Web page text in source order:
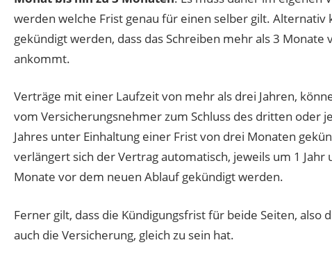
werden welche Frist genau für einen selber gilt. Alternativ
gekündigt werden, dass das Schreiben mehr als 3 Monate
ankommt.
Verträge mit einer Laufzeit von mehr als drei Jahren,
vom Versicherungsnehmer zum Schluss des dritten oder
Jahres unter Einhaltung einer Frist von drei Monaten
verlängert sich der Vertrag automatisch, jeweils um 1 Jahr
Monate vor dem neuen Ablauf gekündigt werden.
Ferner gilt, dass die Kündigungsfrist für beide Seiten, also
auch die Versicherung, gleich zu sein hat.